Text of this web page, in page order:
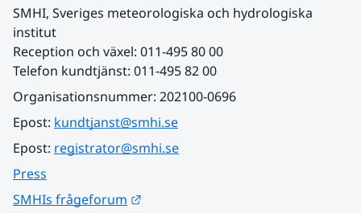
SMHI, Sveriges meteorologiska och hydrologiska
institut
Reception och växel: 011-495 80 00
Telefon kundtjänst: 011-495 82 00
Organisationsnummer: 202100-0696
Epost: kundtjanst@smhi.se
Epost: registrator@smhi.se
Press
SMHIs frågeforum